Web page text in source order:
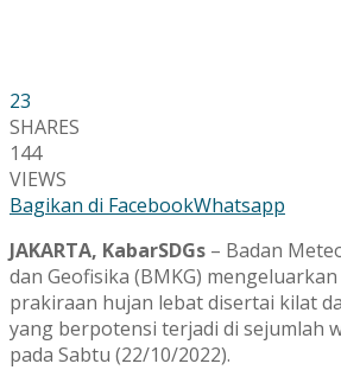
23
SHARES
144
VIEWS
Bagikan di FacebookWhatsapp
JAKARTA, KabarSDGs – Badan
dan Geofisika (BMKG)
prakiraan hujan lebat disertai kilat
yang berpotensi terjadi di sejumlah
pada Sabtu (22/10/2022).